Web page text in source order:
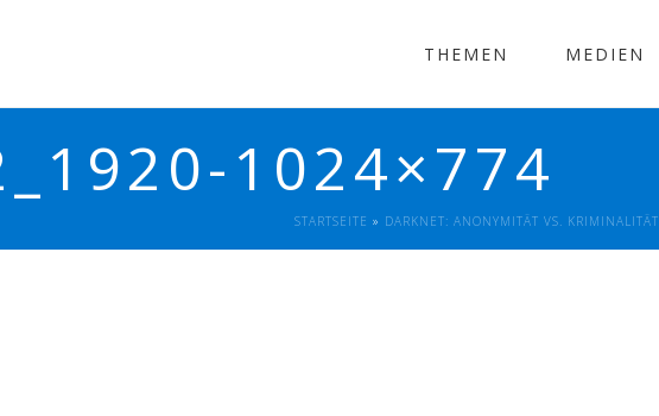
THEMEN MEDIEN
1024×774
STARTSEITE » DARKNET: ANONYMITÄT VS. KRIMINALITÄT